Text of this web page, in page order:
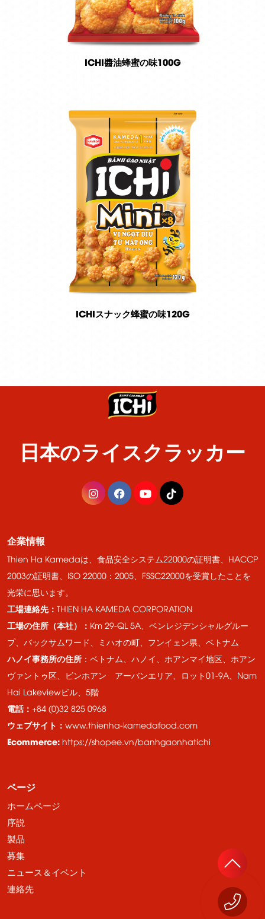
ICHI醬油蜂蜜の味100G
ICHIスナック蜂蜜の味120G
日本のライスクラッカー
企業情報
Thien Ha Kamedaは、食品安全システム22000の証明書、HACCP
2003の証明書、ISO 22000：2005、FSSC22000を受賞したことを
光栄に思います。
工場連絡先： THIEN HA KAMEDA CORPORATION
工場の住所（本社）： Km 29-QL 5A、ベンレジデンシャルグルー
プ、バックサムワード、ミハオの町、フンイェン県、ベトナム
ハノイ事務所の住所 ：ベトナム、ハノイ、ホアンマイ地区、ホアン
ヴァントゥ区、ビンホアン アーバンエリア、ロット01-9A、Nam
Hai Lakeviewビル、5階
電話： +84 (0)32 825 0968
ウェブサイト： www.thienha-kamedafood.com
Ecommerce: https://shopee.vn/banhgaonhatichi
ページ
ホームページ
序説
製品
募集
ニュース＆イベント
連絡先